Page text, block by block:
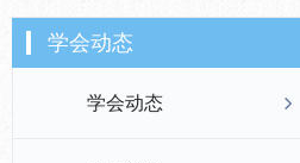
学会动态
学会动态